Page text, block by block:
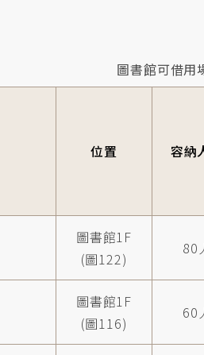
圖書館可借用
位置 容納
圖書館1F
(圖122)
80
圖書館1F
(圖116)
60